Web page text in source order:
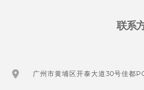
联系
广州市黄埔区开泰大道30号佳都